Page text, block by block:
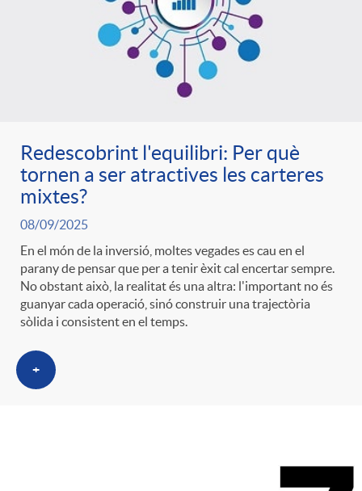
Redescobrint l'equilibri: Per què
tornen a ser atractives les carteres
mixtes?
08/09/2025
En el món de la inversió, moltes vegades es cau en el
parany de pensar que per a tenir èxit cal encertar sempre.
No obstant això, la realitat és una altra: l'important no és
guanyar cada operació, sinó construir una trajectòria
sòlida i consistent en el temps.
+